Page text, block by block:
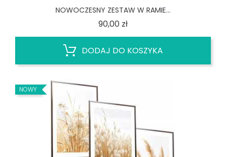
NOWOCZESNY ZESTAW W RAMIE...
90,00 złCena
DODAJ DO KOSZYKA
NOWY